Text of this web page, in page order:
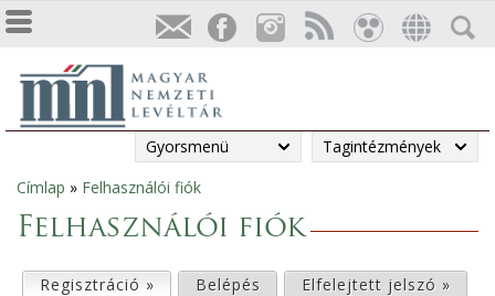
Gyorsmenü Tagintézmények
Jelenlegi
hely
Címlap » Felhasználói fiók
Felhasználói fiók
Regisztráció » (aktív fül)
Belépés Elfelejtett jelszó »